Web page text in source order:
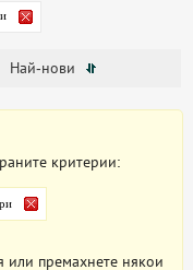
Най-нови
критерии:
или премахнете някои